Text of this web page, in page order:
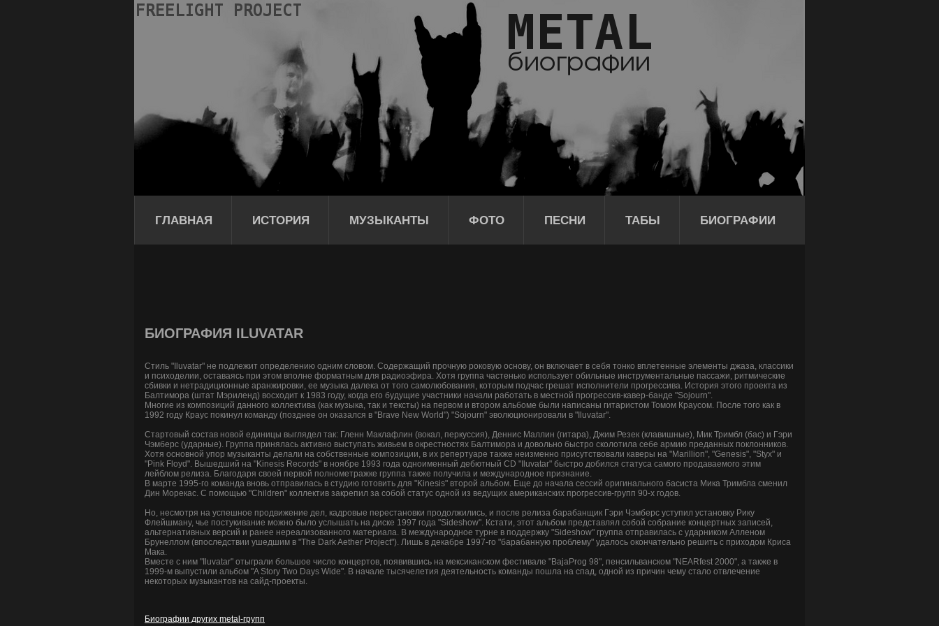
ГЛАВНАЯ ИСТОРИЯ МУЗЫКАНТЫ ФОТО ПЕСНИ ТАБЫ БИОГРАФИИ
БИОГРАФИЯ ILUVATAR
Стиль "Iluvatar" не подлежит определению одним словом. Содержащий прочную роковую основу, он включает в себя тонко вплетенные элементы джаза, классики
и психоделии, оставаясь при этом вполне форматным для радиоэфира. Хотя группа частенько использует обильные инструментальные пассажи, ритмические
сбивки и нетрадиционные аранжировки, ее музыка далека от того самолюбования, которым подчас грешат исполнители прогрессива. История этого проекта из
Балтимора (штат Мэриленд) восходит к 1983 году, когда его будущие участники начали работать в местной прогрессив-кавер-банде "Sojourn".
Многие из композиций данного коллектива (как музыка, так и тексты) на первом и втором альбоме были написаны гитаристом Томом Краусом. После того как в
1992 году Краус покинул команду (позднее он оказался в "Brave New World") "Sojourn" эволюционировали в "Iluvatar".
Стартовый состав новой единицы выглядел так: Гленн Маклафлин (вокал, перкуссия), Деннис Маллин (гитара), Джим Резек (клавишные), Мик Тримбл (бас) и Гэри
Чэмберс (ударные). Группа принялась активно выступать живьем в окрестностях Балтимора и довольно быстро сколотила себе армию преданных поклонников.
Хотя основной упор музыканты делали на собственные композиции, в их репертуаре также неизменно присутствовали каверы на "Marillion", "Genesis", "Styx" и
"Pink Floyd". Вышедший на "Kinesis Records" в ноябре 1993 года одноименный дебютный CD "Iluvatar" быстро добился статуса самого продаваемого этим
лейблом релиза. Благодаря своей первой полнометражке группа также получила и международное признание.
В марте 1995-го команда вновь отправилась в студию готовить для "Kinesis" второй альбом. Еще до начала сессий оригинального басиста Мика Тримбла сменил
Дин Морекас. С помощью "Children" коллектив закрепил за собой статус одной из ведущих американских прогрессив-групп 90-х годов.
Но, несмотря на успешное продвижение дел, кадровые перестановки продолжились, и после релиза барабанщик Гэри Чэмберс уступил установку Рику
Флейшману, чье постукивание можно было услышать на диске 1997 года "Sideshow". Кстати, этот альбом представлял собой собрание концертных записей,
альтернативных версий и ранее нереализованного материала. В международное турне в поддержку "Sideshow" группа отправилась с ударником Алленом
Брунеллом (впоследствии ушедшим в "The Dark Aether Project"). Лишь в декабре 1997-го "барабанную проблему" удалось окончательно решить с приходом Криса
Мака.
Вместе с ним "Iluvatar" отыграли большое число концертов, появившись на мексиканском фестивале "BajaProg 98", пенсильванском "NEARfest 2000", а также в
1999-м выпустили альбом "A Story Two Days Wide". В начале тысячелетия деятельность команды пошла на спад, одной из причин чему стало отвлечение
некоторых музыкантов на сайд-проекты.
Биографии других metal-групп